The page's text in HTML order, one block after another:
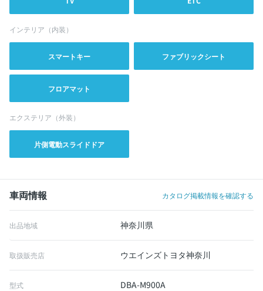
インテリア（内装）
スマートキー ファブリックシート
フロアマット
エクステリア（外装）
片側電動スライドドア
車両情報 カタログ掲載情報を確認する
出品地域 神奈川県
取扱販売店 ウエインズトヨタ神奈川
型式 DBA-M900A